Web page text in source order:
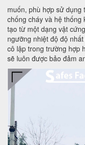
muốn, phù hợp sử dụng
chống cháy và hệ thống
tạo từ một dạng vật
ngưỡng nhiệt độ độ
cô lập trong trường hợp
sẽ luôn được bảo đảm